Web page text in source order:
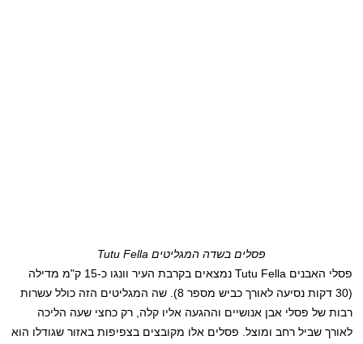
פסלים בשדה המגליטים Tutu Fella
פסלי האבנים Tutu Fella נמצאים בקרבת העיר וונגו כ-15 ק"מ מדילה
(30 דקות נסיעה לאורך כביש מספר 8). שה המגליטים הזה כולל עשרות
רבות של פסלי אבן אנושיים וההגעה אליו קלה, רק כחצי שעה הליכה
לאורך שביל רחב ומוצל. פסלים אלו מקובצים בצפיפות באזור שגודלו הוא